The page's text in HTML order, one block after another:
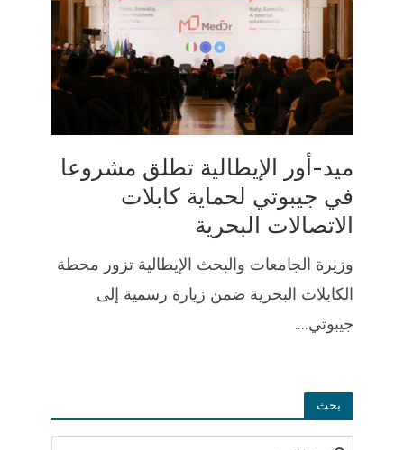
ميد-أور الإيطالية تطلق مشروعا
في جيبوتي لحماية كابلات
الاتصالات البحرية
وزيرة الجامعات والبحث الإيطالية تزور محطة
الكابلات البحرية ضمن زيارة رسمية إلى
جيبوتي....
بحث